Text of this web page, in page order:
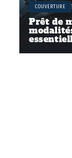
COUVERTURE
Prêt de